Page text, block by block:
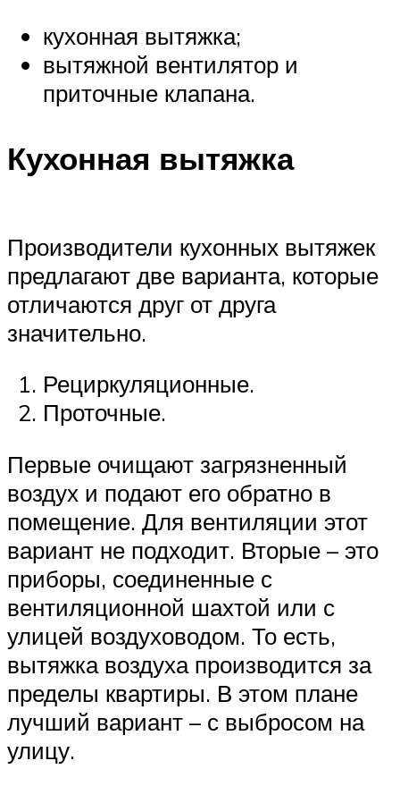
кухонная вытяжка;
вытяжной вентилятор и
приточные клапана.
Кухонная вытяжка
Производители кухонных вытяжек
предлагают две варианта, которые
отличаются друг от друга
значительно.
Рециркуляционные.
Проточные.
Первые очищают загрязненный
воздух и подают его обратно в
помещение. Для вентиляции этот
вариант не подходит. Вторые – это
приборы, соединенные с
вентиляционной шахтой или с
улицей воздуховодом. То есть,
вытяжка воздуха производится за
пределы квартиры. В этом плане
лучший вариант – с выбросом на
улицу.